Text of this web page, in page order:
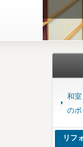
和
のポ
リフ